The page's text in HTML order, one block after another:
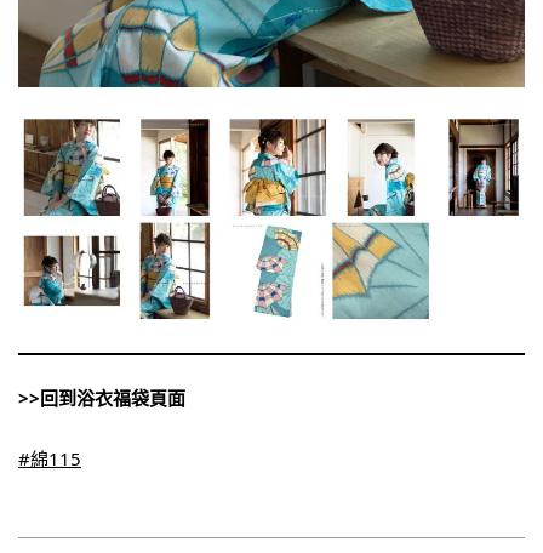
>>回到浴衣福袋頁面
#綿115